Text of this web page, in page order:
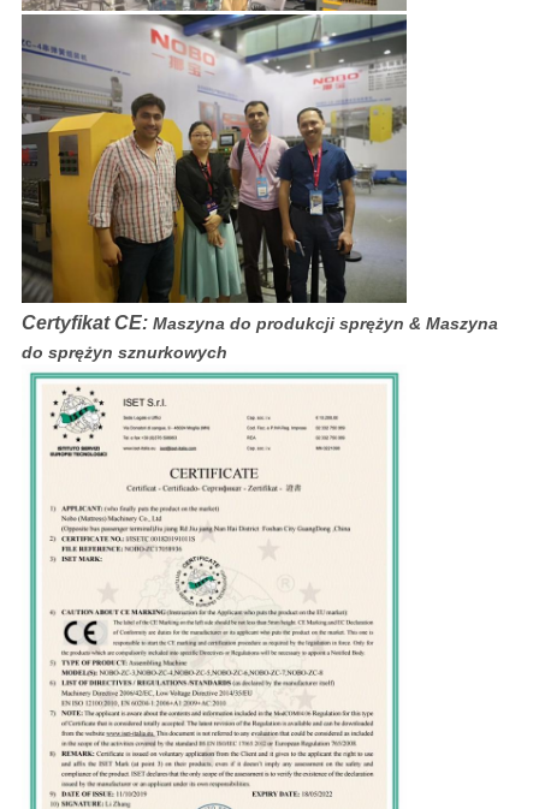
Certyfikat CE: Maszyna do produkcji sprężyn & Maszyna
do sprężyn sznurkowych